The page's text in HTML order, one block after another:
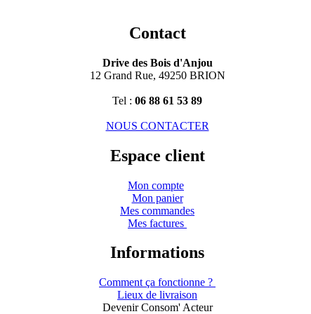
Contact
Drive des Bois d'Anjou
12 Grand Rue, 49250 BRION
Tel : 06 88 61 53 89
NOUS CONTACTER
Espace client
Mon compte
Mon panier
Mes commandes
Mes factures
Informations
Comment ça fonctionne ?
Lieux de livraison
Devenir Consom' Acteur